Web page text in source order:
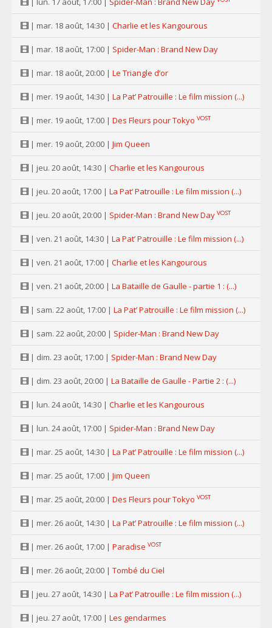
| mar. 18 août, 14:30 | Charlie et les Kangourous
| mar. 18 août, 17:00 | Spider-Man : Brand New Day
| mar. 18 août, 20:00 | Le Triangle d’or
| mer. 19 août, 14:30 | La Pat’ Patrouille : Le film mission (...)
| mer. 19 août, 17:00 | Des Fleurs pour Tokyo VOST
| mer. 19 août, 20:00 | Jim Queen
| jeu. 20 août, 14:30 | Charlie et les Kangourous
| jeu. 20 août, 17:00 | La Pat’ Patrouille : Le film mission (...)
| jeu. 20 août, 20:00 | Spider-Man : Brand New Day VOST
| ven. 21 août, 14:30 | La Pat’ Patrouille : Le film mission (...)
| ven. 21 août, 17:00 | Charlie et les Kangourous
| ven. 21 août, 20:00 | La Bataille de Gaulle - partie 1 : (...)
| sam. 22 août, 17:00 | La Pat’ Patrouille : Le film mission (...)
| sam. 22 août, 20:00 | Spider-Man : Brand New Day
| dim. 23 août, 17:00 | Spider-Man : Brand New Day
| dim. 23 août, 20:00 | La Bataille de Gaulle - Partie 2 : (...)
| lun. 24 août, 14:30 | Charlie et les Kangourous
| lun. 24 août, 17:00 | Spider-Man : Brand New Day
| mar. 25 août, 14:30 | La Pat’ Patrouille : Le film mission (...)
| mar. 25 août, 17:00 | Jim Queen
| mar. 25 août, 20:00 | Des Fleurs pour Tokyo VOST
| mer. 26 août, 14:30 | La Pat’ Patrouille : Le film mission (...)
| mer. 26 août, 17:00 | Paradise VOST
| mer. 26 août, 20:00 | Tombé du Ciel
| jeu. 27 août, 14:30 | La Pat’ Patrouille : Le film mission (...)
| jeu. 27 août, 17:00 | Les gendarmes